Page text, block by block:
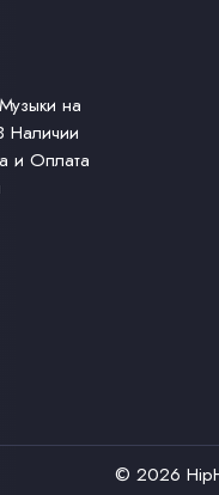
на
Наличии
и Оплата
© 2026